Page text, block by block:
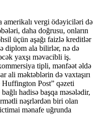
amerikalı vergi ödəyiciləri də
daha doğrusu, onların
üçün aşağı faizlə kreditlər
diplom ala bilirlər, nə də
yaxşı məvacibli iş.
tipli, mənfəət əldə
ali məktəblərin də vaxtaşırı
Post” qəzeti
hadisə başqa məsələdir,
nəşrlərdən biri olan
mənafe uğrunda